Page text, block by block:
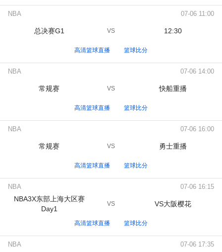
NBA 07-06 11:00
总决赛G1 VS 12:30
高清篮球直播 篮球比分
NBA 07-06 14:00
常规赛 VS 快船重播
高清篮球直播 篮球比分
NBA 07-06 16:00
常规赛 VS 勇士重播
高清篮球直播 篮球比分
NBA 07-06 16:15
NBA3X东部上海大区赛
Day1
VS VS大阪樱花
高清篮球直播 篮球比分
NBA 07-06 17:35